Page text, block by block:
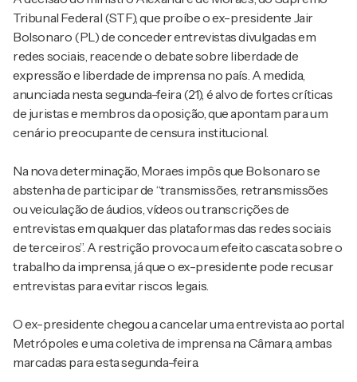
Tribunal Federal (STF), que proíbe o ex-presidente Jair
Bolsonaro (PL) de conceder entrevistas divulgadas em
redes sociais, reacende o debate sobre liberdade de
expressão e liberdade de imprensa no país. A medida,
anunciada nesta segunda-feira (21), é alvo de fortes críticas
de juristas e membros da oposição, que apontam para um
cenário preocupante de censura institucional.
Na nova determinação, Moraes impôs que Bolsonaro se
abstenha de participar de “transmissões, retransmissões
ou veiculação de áudios, vídeos ou transcrições de
entrevistas em qualquer das plataformas das redes sociais
de terceiros”. A restrição provoca um efeito cascata sobre o
trabalho da imprensa, já que o ex-presidente pode recusar
entrevistas para evitar riscos legais.
O ex-presidente chegou a cancelar uma entrevista ao portal
Metrópoles e uma coletiva de imprensa na Câmara, ambas
marcadas para esta segunda-feira.